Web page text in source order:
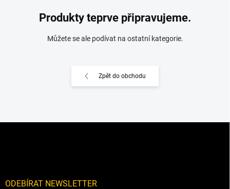
Produkty teprve připravujeme.
Můžete se ale podívat na ostatní kategorie.
Zpět do obchodu
ODEBÍRAT NEWSLETTER